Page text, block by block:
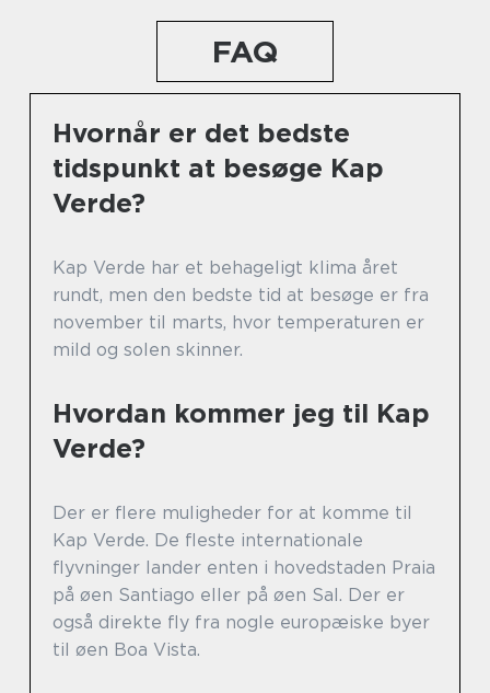
FAQ
Hvornår er det bedste
tidspunkt at besøge Kap
Verde?
Kap Verde har et behageligt klima året
rundt, men den bedste tid at besøge er fra
november til marts, hvor temperaturen er
mild og solen skinner.
Hvordan kommer jeg til Kap
Verde?
Der er flere muligheder for at komme til
Kap Verde. De fleste internationale
flyvninger lander enten i hovedstaden Praia
på øen Santiago eller på øen Sal. Der er
også direkte fly fra nogle europæiske byer
til øen Boa Vista.